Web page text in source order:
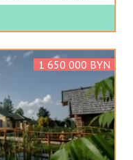
1 650 000 BYN